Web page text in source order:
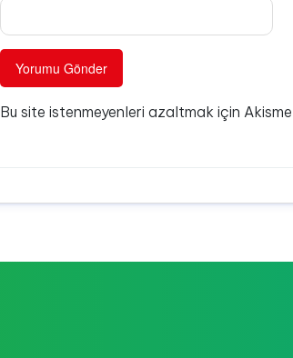
Bu site istenmeyenleri azaltmak için